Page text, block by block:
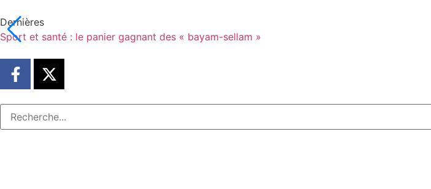
Dernières
Sport et santé : le panier gagnant des « bayam-sellam »